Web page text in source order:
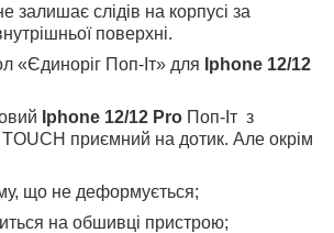
залишає слідів на корпусі за
поверхні.
«Єдиноріг Поп-Іт» для Iphone 12/12
Iphone 12/12 Pro Поп-Іт з
приємний на дотик. Але окрім
що не деформується;
на обшивці пристрою;